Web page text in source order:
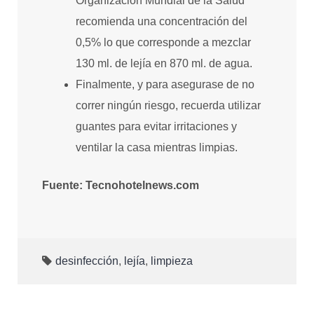
recomienda una concentración del
0,5% lo que corresponde a mezclar
130 ml. de lejía en 870 ml. de agua.
Finalmente, y para asegurase de no
correr ningún riesgo, recuerda utilizar
guantes para evitar irritaciones y
ventilar la casa mientras limpias.
Fuente: Tecnohotelnews.com
desinfección, lejía, limpieza